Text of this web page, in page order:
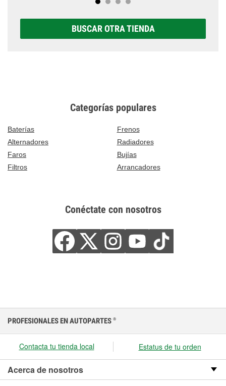
BUSCAR OTRA TIENDA
Categorías populares
Baterías
Frenos
Alternadores
Radiadores
Faros
Bujías
Filtros
Arrancadores
Conéctate con nosotros
PROFESIONALES EN AUTOPARTES ®
Contacta tu tienda local Estatus de tu orden
Acerca de nosotros